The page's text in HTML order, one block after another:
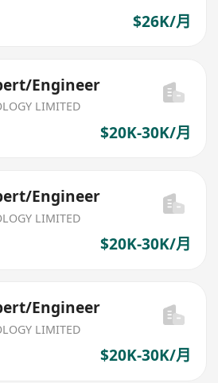
$26K/月
Engineer
LIMITED
$20K-30K/月
Engineer
LIMITED
$20K-30K/月
Engineer
LIMITED
$20K-30K/月